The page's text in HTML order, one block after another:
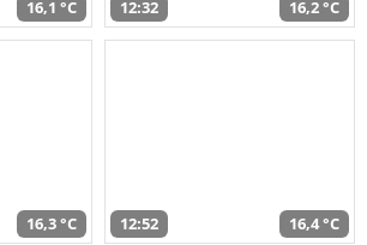
16,1 °C 12:32 16,2 °C
16,3 °C 12:52 16,4 °C